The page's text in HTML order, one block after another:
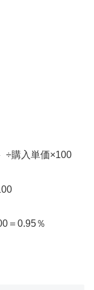
÷購入単価×100
＝0.95％